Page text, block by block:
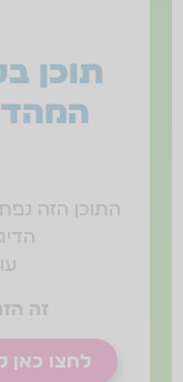
תוכן
התוכן הזה
זה
לחצו כאן